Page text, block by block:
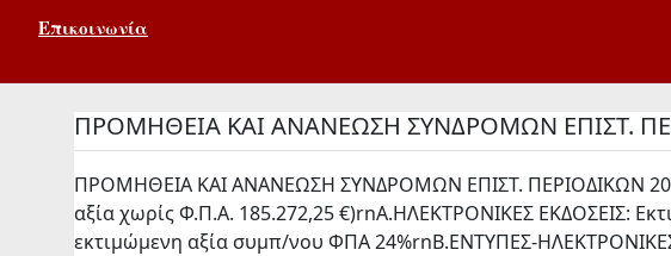
Επικοινωνία
ΠΡΟΜΗΘΕΙΑ ΚΑΙ ΑΝΑΝΕΩΣΗ ΣΥΝΔΡΟΜΩΝ ΕΠΙΣΤ.
ΠΡΟΜΗΘΕΙΑ ΚΑΙ ΑΝΑΝΕΩΣΗ ΣΥΝΔΡΟΜΩΝ ΕΠΙΣΤ. ΠΕΡΙΟΔΙΚΩΝ
αξία χωρίς Φ.Π.Α. 185.272,25 €)rnΑ.ΗΛΕΚΤΡΟΝΙΚΕΣ ΕΚΔΟΣΕΙΣ:
εκτιμώμενη αξία συμπ/νου ΦΠΑ 24%rnΒ.ΕΝΤΥΠΕΣ-